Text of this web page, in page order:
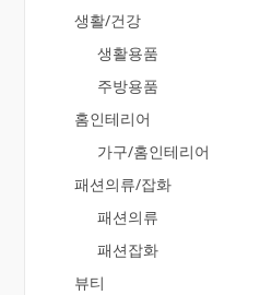
생활/건강
생활용품
주방용품
홈인테리어
가구/홈인테리어
패션의류/잡화
패션의류
패션잡화
뷰티